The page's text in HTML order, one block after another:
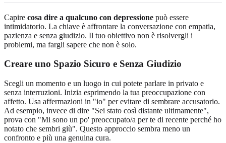
Capire cosa dire a qualcuno con depressione può essere
intimidatorio. La chiave è affrontare la conversazione con empatia,
pazienza e senza giudizio. Il tuo obiettivo non è risolvergli i
problemi, ma fargli sapere che non è solo.
Creare uno Spazio Sicuro e Senza Giudizio
Scegli un momento e un luogo in cui potete parlare in privato e
senza interruzioni. Inizia esprimendo la tua preoccupazione con
affetto. Usa affermazioni in "io" per evitare di sembrare accusatorio.
Ad esempio, invece di dire "Sei stato così distante ultimamente",
prova con "Mi sono un po' preoccupato/a per te di recente perché ho
notato che sembri giù". Questo approccio sembra meno un
confronto e più una genuina cura.